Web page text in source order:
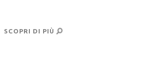
SCOPRI DI PIÙ